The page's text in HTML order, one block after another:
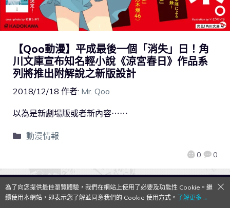
【Qoo動漫】平成最後一個「消失」日！角
川文庫宣布知名輕小說《涼宮春日》作品系
列將推出附解說之新版設計
2018/12/18 作者: Mr. Qoo
0 0
以為是新劇場版或者新內容⋯⋯
動漫情報
QooApp Limited © 2026
為了向您提供最佳瀏覽體驗，我們在網站上使用了必要及功能性 Cookie。繼
續使用本網站，即表示您了解並同意我們的 Cookie 使用方式。 了解更多→